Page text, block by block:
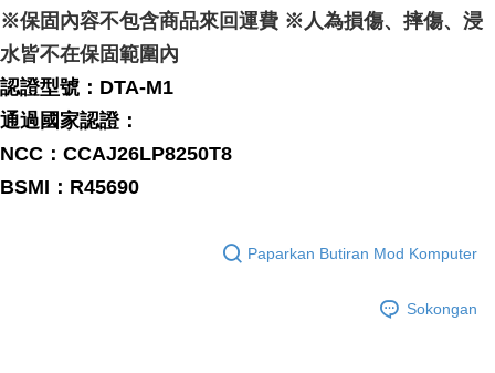
※保固內容不包含商品來回運費 ※人為損傷、摔傷、浸
水皆不在保固範圍內
認證型號：DTA-M1
通過國家認證：
NCC： CCAJ26LP8250T8
BSMI：R45690
Paparkan Butiran Mod Komputer
Sokongan